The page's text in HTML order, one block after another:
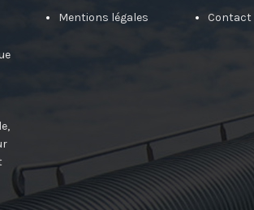
Mentions légales Contact